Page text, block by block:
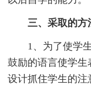
三、采取的方
1、为了使学生
鼓励的语言使学
设计抓住学生的